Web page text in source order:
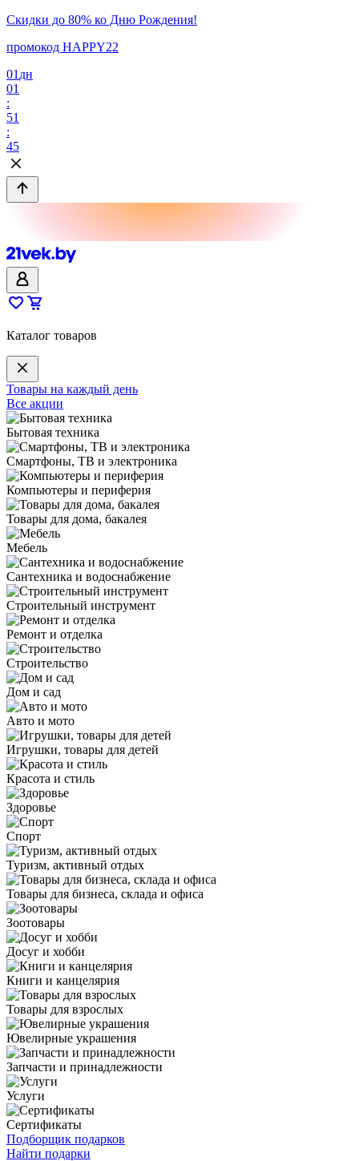
Скидки до 80% ко Дню Рождения!
промокод HAPPY22
01 дн
01
:
51
:
45
Каталог товаров
Товары на каждый день
Все акции
Бытовая техника
Смартфоны, ТВ и электроника
Компьютеры и периферия
Товары для дома, бакалея
Мебель
Сантехника и водоснабжение
Строительный инструмент
Ремонт и отделка
Строительство
Дом и сад
Авто и мото
Игрушки, товары для детей
Красота и стиль
Здоровье
Спорт
Туризм, активный отдых
Товары для бизнеса, склада и офиса
Зоотовары
Досуг и хобби
Книги и канцелярия
Товары для взрослых
Ювелирные украшения
Запчасти и принадлежности
Услуги
Сертификаты
Подборщик подарков
Найти подарки